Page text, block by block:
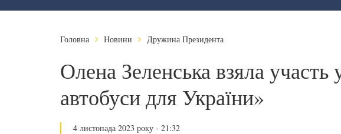
Головна Новини Дружина Президента
Олена Зеленська взяла участь
автобуси для України»
4 листопада 2023 року - 21:32